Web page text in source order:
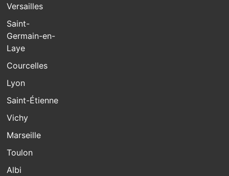
Versailles
Saint-
Germain-en-
Laye
Courcelles
Lyon
Saint-Étienne
Vichy
Marseille
Toulon
Albi